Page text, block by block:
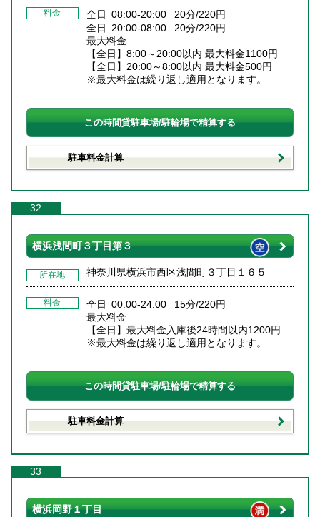
料金
全日 08:00-20:00 20分/220円
全日 20:00-08:00 20分/220円
最大料金
【全日】8:00～20:00以内 最大料金1100円
【全日】20:00～8:00以内 最大料金500円
※最大料金は繰り返し適用となります。
この時間貸駐車場/駐輪場で精算する
駐車料金計算
32
横浜浅間町３丁目第３
所在地 神奈川県横浜市西区浅間町３丁目１６５
料金
全日 00:00-24:00 15分/220円
最大料金
【全日】最大料金入庫後24時間以内1200円
※最大料金は繰り返し適用となります。
この時間貸駐車場/駐輪場で精算する
駐車料金計算
33
横浜岡野１丁目